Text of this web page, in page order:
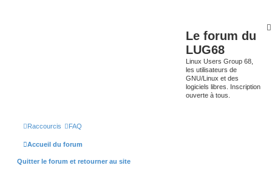
Le forum du
LUG68
Linux Users Group 68,
les utilisateurs de
GNU/Linux et des
logiciels libres. Inscription
ouverte à tous.
Raccourcis FAQ
Accueil du forum
Quitter le forum et retourner au site